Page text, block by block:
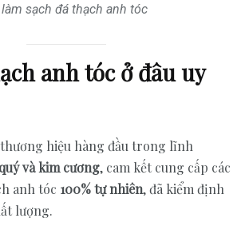
sạch đá thạch anh tóc
anh tóc ở đâu uy
hiệu hàng đầu trong lĩnh
và kim cương, cam kết cung cấp các
anh tóc 100% tự nhiên, đã kiểm định
lượng.